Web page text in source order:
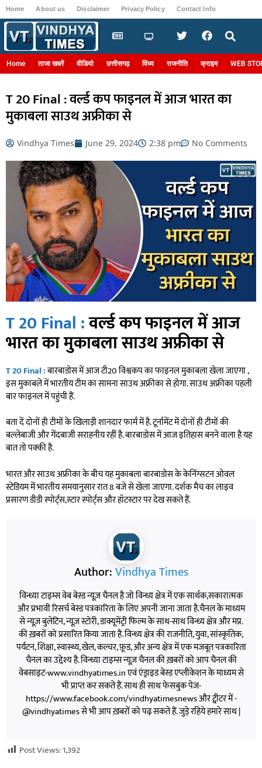
Home About us Disclaimer Privacy Policy Contact Info
Home ताजा खबरें वीडियो छत्तीसगढ़ विंध्य राजनीति क्राइम WEB
T 20 Final : वर्ल्ड कप फाइनल में आज भारत का
मुकाबला साउथ अफ्रीका से
Vindhya Times June 29, 2024 2:38 pm No Comments
T 20 Final :वर्ल्ड कप फाइनल में आज
भारत का मुकाबला साउथ अफ्रीका से
T 20 Final :बारबाडोस में आज टी20 विश्वकप का फाइनल मुकाबला खेला जाएगा ,
इस मुकाबले में भारतीय टीम का सामना साउथ अफ्रीका से होगा. साउथ अफ्रीका पहली
बार फाइनल में पहुंची हैं.
बता दें दोनों ही टीमों के खिलाड़ी शानदार फार्म में है. टूर्नामेंट में दोनों ही टीमों की
बल्लेबाजी और गेंदबाजी सराहनीय रहीं है. बारबाडोस में आज इतिहास बनने वाला है यह
बात तो पक्की है.
भारत और साउथ अफ्रीका के बीच यह मुकाबला बारबाडोस के केनिंग्सटन ओवल
स्टेडियम में भारतीय समयानुसार रात 8 बजे से खेला जाएगा. दर्शक मैच का लाइव
प्रसारण डीडी स्पोर्ट्स,स्टार स्पोर्ट्स और हॉटस्टार पर देख सकते हैं.
Author:Vindhya Times
विन्ध्या टाइम्स वेब बेस्ड न्यूज़ चैनल है जो विन्ध्य क्षेत्र में एक सार्थक,सकारात्मक
और प्रभावी रिसर्च बेस्ड पत्रकारिता के लिए अपनी जाना जाता है.चैनल के माध्यम
से न्यूज़ बुलेटिन, न्यूज़ स्टोरी, डाक्यूमेंट्री फिल्म के साथ-साथ विन्ध्य क्षेत्र और मप्र.
की ख़बरों को प्रसारित किया जाता है. विन्ध्य क्षेत्र की राजनीति, युवा, सांस्कृतिक,
पर्यटन, शिक्षा, स्वास्थ्य, खेल, कल्चर, फ़ूड, और अन्य क्षेत्र में एक मजबूत पत्रकारिता
चैनल का उद्देश्य है. विन्ध्या टाइम्स न्यूज़ चैनल की ख़बरों को आप चैनल की
वेबसाइट-www.vindhyatimes.in एवं एंड्राइड बेस्ड एप्लीकेशन के माध्यम से
भी प्राप्त कर सकते हैं. साथ ही साथ फेसबुक पेज-
https://www.facebook.com/vindhyatimesnews और ट्वीटर में -
@vindhyatimes से भी आप ख़बरों को पढ़ सकते हैं. जुड़े रहिये हमारे साथ |
Post Views:1,392